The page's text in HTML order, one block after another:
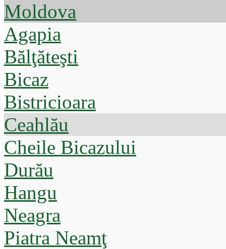
Moldova
Agapia
Bălţăteşti
Bicaz
Bistricioara
Ceahlău
Cheile Bicazului
Durău
Hangu
Neagra
Piatra Neamţ